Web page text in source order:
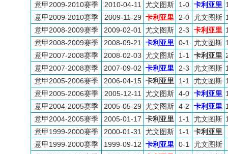
意甲2009-2010赛季
2010-04-11 尤文图斯 1-0 卡利亚里
意甲2009-2010赛季
2009-11-29 卡利亚里 2-0 尤文图斯
意甲2008-2009赛季
2009-02-01 尤文图斯 2-3 卡利亚里
意甲2008-2009赛季
2008-09-21 卡利亚里 0-1 尤文图斯
意甲2007-2008赛季
2008-02-03 尤文图斯 1-1 卡利亚里
意甲2007-2008赛季
2007-09-02 卡利亚里 2-3 尤文图斯
意甲2005-2006赛季
2006-04-15 卡利亚里 1-1 尤文图斯
意甲2005-2006赛季
2005-12-11 尤文图斯 4-0 卡利亚里
意甲2004-2005赛季
2005-05-29 尤文图斯 4-2 卡利亚里
意甲2004-2005赛季
2005-01-17 卡利亚里 1-1 尤文图斯
意甲1999-2000赛季
2000-01-31 尤文图斯 1-1
卡利亚里
意甲1999-2000赛季
1999-09-12 卡利亚里 0-1
尤文图斯